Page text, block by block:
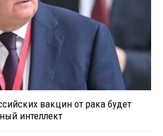
вакцин от рака будет
интеллект